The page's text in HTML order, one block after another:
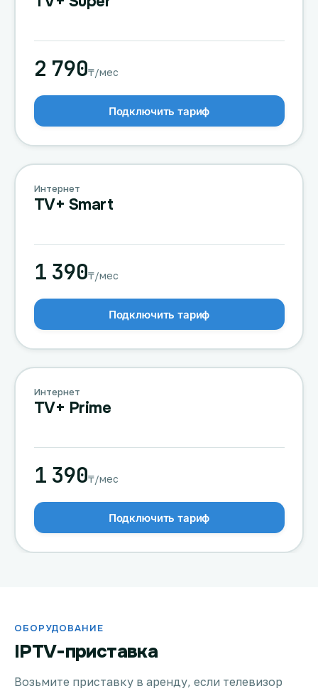
2 790₸/мес
Подключить тариф
Интернет
TV+ Smart
1 390₸/мес
Подключить тариф
Интернет
TV+ Prime
1 390₸/мес
Подключить тариф
ОБОРУДОВАНИЕ
IPTV-приставка
Возьмите приставку в аренду, если телевизор